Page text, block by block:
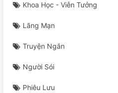
Khoa Học - Viễn Tưởng
Lãng Mạn
Truyện Ngắn
Người Sói
Phiêu Lưu